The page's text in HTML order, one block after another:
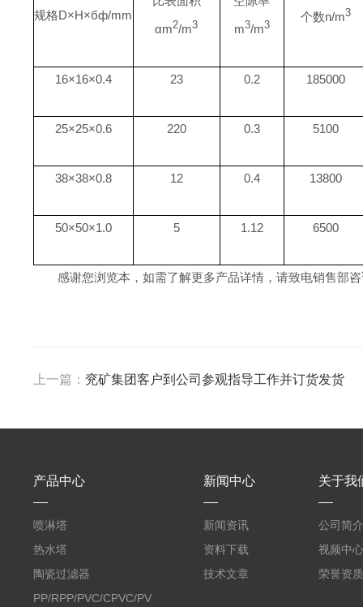
规格D×H×бф/mm
αm2/m3 m3/m3
个数n/m3
16×16×0.4 23 0.2 185000
25×25×0.6 220 0.3 5100
38×38×0.8 12 0.4 13800
50×50×1.0 5 1.12 6500
感谢您浏览本，如需了解更多产品详情，请致电销售部
上一篇： 兖矿集团客户到公司参观指导工作并订货发货
产品中心
喷淋塔
热水塔
陶瓷过滤器
PP/RPP/PVC/CPVC/PVDF
新闻中心
新闻资讯
资料下载
技术文章
关于我
公司简介
视频中心
荣誉资质